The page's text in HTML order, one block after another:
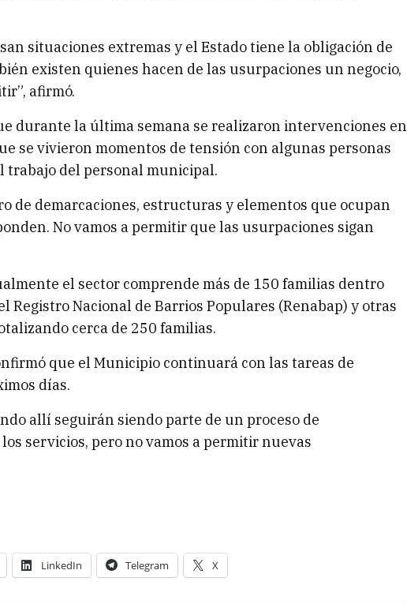
situaciones extremas y el Estado tiene la obligación de
existen quienes hacen de las usurpaciones un negocio,
afirmó.
durante la última semana se realizaron intervenciones en
se vivieron momentos de tensión con algunas personas
del personal municipal.
de demarcaciones, estructuras y elementos que ocupan
No vamos a permitir que las usurpaciones sigan
el sector comprende más de 150 familias dentro
Registro Nacional de Barrios Populares (Renabap) y otras
cerca de 250 familias.
que el Municipio continuará con las tareas de
días.
allí seguirán siendo parte de un proceso de
servicios, pero no vamos a permitir nuevas
LinkedIn Telegram X